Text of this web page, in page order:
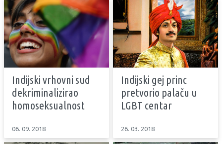
Indijski vrhovni sud
dekriminalizirao
homoseksualnost
06. 09. 2018
Indijski gej princ
pretvorio palaču u
LGBT centar
26. 03. 2018